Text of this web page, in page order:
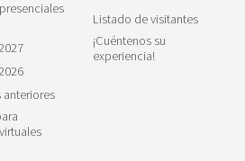
anteriores
Listado de visitantes
¡Cuéntenos su
experiencia!